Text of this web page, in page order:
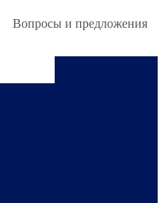
Вопросы и предложения